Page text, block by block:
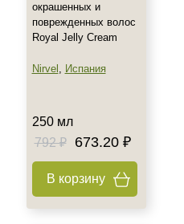
окрашенных и
поврежденных волос
Royal Jelly Cream
Nirvel , Испания
250 мл
792 ₽
673.20 ₽
В корзину